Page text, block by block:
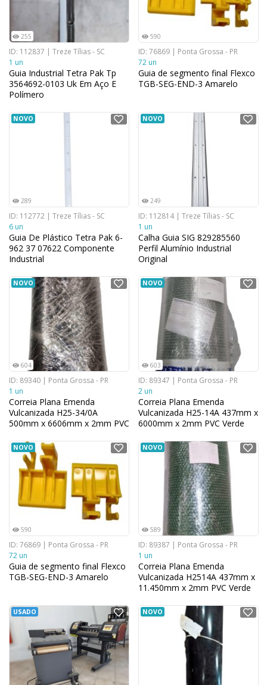
255
ID: 112837 | Treze Tílias - SC
1 un
Guia Industrial Tetra Pak Tp
3564692-0103 Uk Em Aço E
Polímero
590
ID: 76869 | Ponta Grossa - PR
72 un
Guia de segmento final Flexco
TGB-SEG-END-3 Amarelo
NOVO
289
ID: 112772 | Treze Tílias - SC
6 un
Guia De Plástico Tetra Pak 6-
962 37 07622 Componente
Industrial
NOVO
249
ID: 112814 | Treze Tílias - SC
1 un
Calha Guia SIG 829285560
Perfil Alumínio Industrial
Original
NOVO
604
ID: 89340 | Ponta Grossa - PR
1 un
Correia Plana Emenda
Vulcanizada H25-34/0A
500mm x 6606mm x 2mm PVC
NOVO
603
ID: 89347 | Ponta Grossa - PR
2 un
Correia Plana Emenda
Vulcanizada H25-14A 437mm x
6000mm x 2mm PVC Verde
NOVO
590
ID: 76869 | Ponta Grossa - PR
72 un
Guia de segmento final Flexco
TGB-SEG-END-3 Amarelo
NOVO
589
ID: 89387 | Ponta Grossa - PR
1 un
Correia Plana Emenda
Vulcanizada H2514A 437mm x
11.450mm x 2mm PVC Verde
USADO NOVO